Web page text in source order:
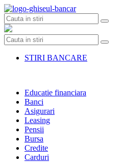
Skip
to
content
STIRI BANCARE
Educatie financiara
Banci
Asigurari
Leasing
Pensii
Bursa
Credite
Carduri